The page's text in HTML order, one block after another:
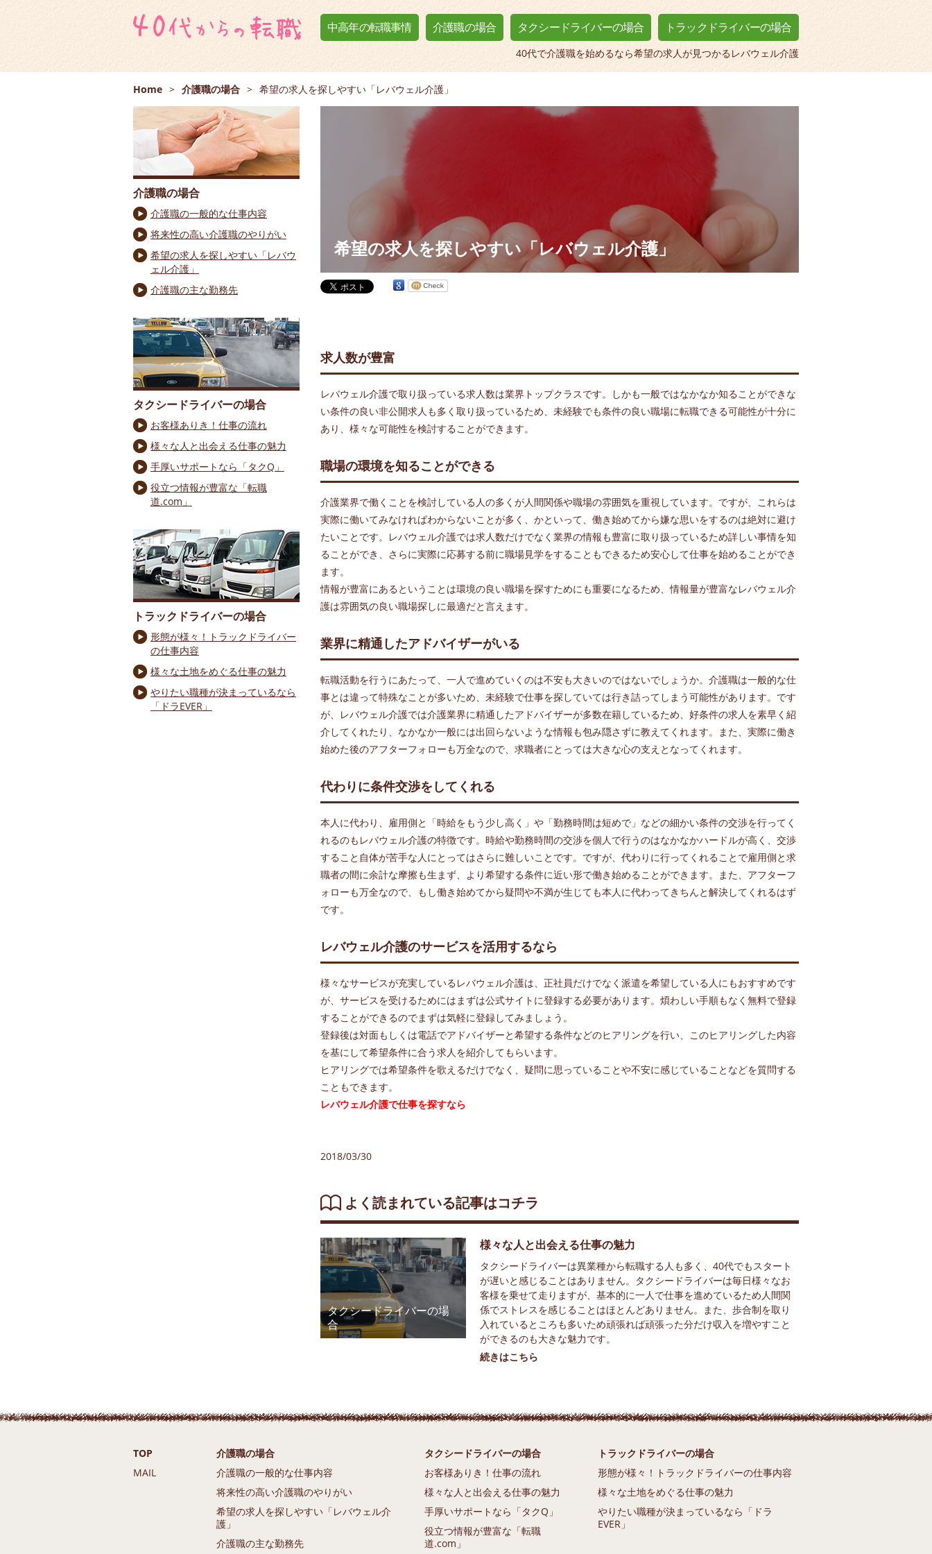
中高年の転職事情 介護職の場合 タクシードライバーの場合 トラックドライバーの場合
40代で介護職を始めるなら希望の求人が見つかるレバウェル介護
Home > 介護職の場合 > 希望の求人を探しやすい「レバウェル介護」
希望の求人を探しやすい「レバウェル介護」
求人数が豊富
レバウェル介護で取り扱っている求人数は業界トップクラスです。しかも一般ではなかなか知ることができな
い条件の良い非公開求人も多く取り扱っているため、未経験でも条件の良い職場に転職できる可能性が十分に
あり、様々な可能性を検討することができます。
職場の環境を知ることができる
介護業界で働くことを検討している人の多くが人間関係や職場の雰囲気を重視しています。ですが、これらは
実際に働いてみなければわからないことが多く、かといって、働き始めてから嫌な思いをするのは絶対に避け
たいことです。レバウェル介護では求人数だけでなく業界の情報も豊富に取り扱っているため詳しい事情を知
ることができ、さらに実際に応募する前に職場見学をすることもできるため安心して仕事を始めることができ
ます。
情報が豊富にあるということは環境の良い職場を探すためにも重要になるため、情報量が豊富なレバウェル介
護は雰囲気の良い職場探しに最適だと言えます。
業界に精通したアドバイザーがいる
転職活動を行うにあたって、一人で進めていくのは不安も大きいのではないでしょうか。介護職は一般的な仕
事とは違って特殊なことが多いため、未経験で仕事を探していては行き詰ってしまう可能性があります。です
が、レバウェル介護では介護業界に精通したアドバイザーが多数在籍しているため、好条件の求人を素早く紹
介してくれたり、なかなか一般には出回らないような情報も包み隠さずに教えてくれます。また、実際に働き
始めた後のアフターフォローも万全なので、求職者にとっては大きな心の支えとなってくれます。
代わりに条件交渉をしてくれる
本人に代わり、雇用側と「時給をもう少し高く」や「勤務時間は短めで」などの細かい条件の交渉を行ってく
れるのもレバウェル介護の特徴です。時給や勤務時間の交渉を個人で行うのはなかなかハードルが高く、交渉
すること自体が苦手な人にとってはさらに難しいことです。ですが、代わりに行ってくれることで雇用側と求
職者の間に余計な摩擦も生まず、より希望する条件に近い形で働き始めることができます。また、アフターフ
ォローも万全なので、もし働き始めてから疑問や不満が生じても本人に代わってきちんと解決してくれるはず
です。
レバウェル介護のサービスを活用するなら
様々なサービスが充実しているレバウェル介護は、正社員だけでなく派遣を希望している人にもおすすめです
が、サービスを受けるためにはまずは公式サイトに登録する必要があります。煩わしい手順もなく無料で登録
することができるのでまずは気軽に登録してみましょう。
登録後は対面もしくは電話でアドバイザーと希望する条件などのヒアリングを行い、このヒアリングした内容
を基にして希望条件に合う求人を紹介してもらいます。
ヒアリングでは希望条件を歌えるだけでなく、疑問に思っていることや不安に感じていることなどを質問する
こともできます。
レバウェル介護で仕事を探すなら
2018/03/30
よく読まれている記事はコチラ
タクシードライバーの場
合
様々な人と出会える仕事の魅力
タクシードライバーは異業種から転職する人も多く、40代でもスタート
が遅いと感じることはありません。タクシードライバーは毎日様々なお
客様を乗せて走りますが、基本的に一人で仕事を進めているため人間関
係でストレスを感じることはほとんどありません。また、歩合制を取り
入れているところも多いため頑張れば頑張った分だけ収入を増やすこと
ができるのも大きな魅力です。
続きはこちら
介護職の場合
介護職の一般的な仕事内容
将来性の高い介護職のやりがい
希望の求人を探しやすい「レバウ
ェル介護」
介護職の主な勤務先
タクシードライバーの場合
お客様ありき！仕事の流れ
様々な人と出会える仕事の魅力
手厚いサポートなら「タクQ」
役立つ情報が豊富な「転職
道.com」
トラックドライバーの場合
形態が様々！トラックドライバー
の仕事内容
様々な土地をめぐる仕事の魅力
やりたい職種が決まっているなら
「ドラEVER」
TOP
MAIL
介護職の場合
介護職の一般的な仕事内容
将来性の高い介護職のやりがい
希望の求人を探しやすい「レバウェル介
護」
介護職の主な勤務先
タクシードライバーの場合
お客様ありき！仕事の流れ
様々な人と出会える仕事の魅力
手厚いサポートなら「タクQ」
役立つ情報が豊富な「転職
道.com」
トラックドライバーの場合
形態が様々！トラックドライバーの仕事内容
様々な土地をめぐる仕事の魅力
やりたい職種が決まっているなら「ドラ
EVER」